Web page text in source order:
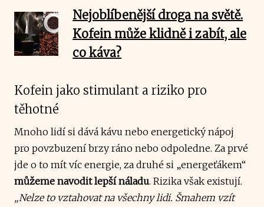
Nejoblíbenější droga na světě.
Kofein může klidně i zabít, ale
co káva?
Kofein jako stimulant a riziko pro
těhotné
Mnoho lidí si dává kávu nebo energetický nápoj
pro povzbuzení brzy ráno nebo odpoledne. Za prvé
jde o to mít víc energie, za druhé si „energeťákem“
můžeme navodit lepší náladu. Rizika však existují.
„Nelze to vztahovat na všechny lidi. Šmahem vzít